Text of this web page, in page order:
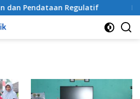
Pendataan Regulatif